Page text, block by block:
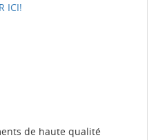
ICI!
de haute qualité